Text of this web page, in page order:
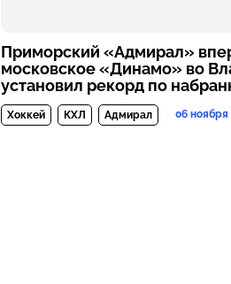
Приморский «Адмирал»
московское «Динамо» во
установил рекорд по
Хоккей КХЛ Адмирал 06 ноября